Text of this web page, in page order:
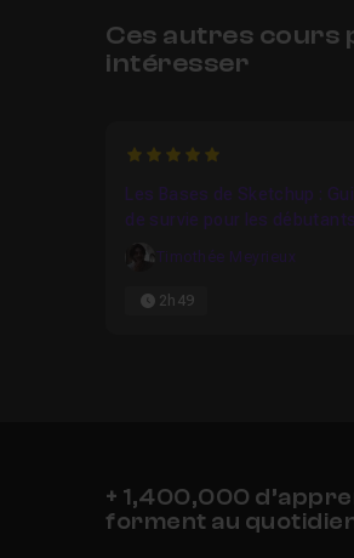
Ces autres cours
intéresser
5
Les Bases de Sketchup :
de survie pour les débutants
Timothée Meyrieux
2h49
+ 1,400,000
forment au